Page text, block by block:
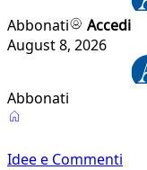
Abbonati
Accedi
August 8, 2026
Abbonati
Idee e Commenti